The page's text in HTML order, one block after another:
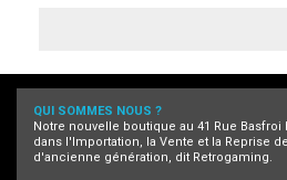
QUI SOMMES NOUS ?
Notre nouvelle boutique au 41 Rue
dans l'Importation, la Vente et la Reprise
d'ancienne génération, dit Retrogaming.